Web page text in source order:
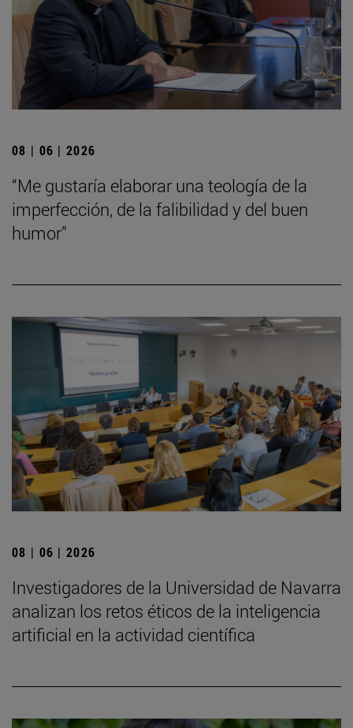
08 | 06 | 2026
“Me gustaría elaborar una teología de la
imperfección, de la falibilidad y del buen
humor”
08 | 06 | 2026
Investigadores de la Universidad de Navarra
analizan los retos éticos de la inteligencia
artificial en la actividad científica